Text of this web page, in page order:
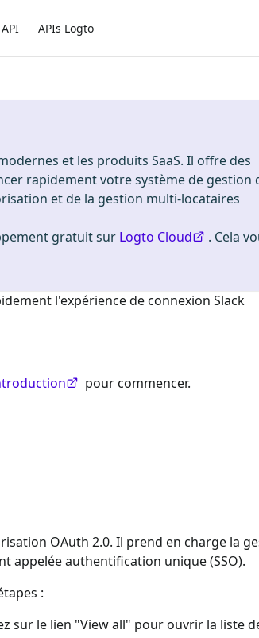
APIs Logto
et les produits SaaS. Il offre des
rapidement votre système de gestion
et de la gestion multi-locataires
gratuit sur Logto Cloud
. Cela
l'expérience de connexion Slack
pour commencer.
OAuth 2.0. Il prend en charge la
appelée authentification unique (SSO).
:
sur le lien "View all" pour ouvrir la liste